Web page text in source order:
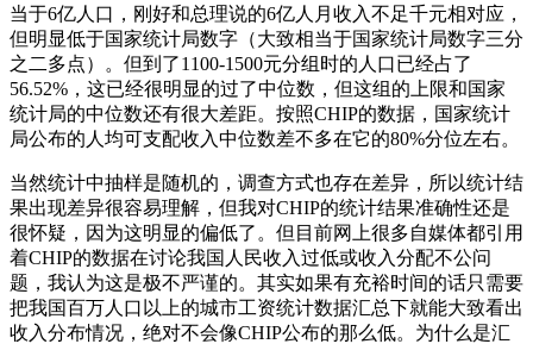
当于6亿人口，刚好和总理说的6亿人月收入不足千元相对应，
但明显低于国家统计局数字（大致相当于国家统计局数字三分
之二多点）。但到了1100-1500元分组时的人口已经占了
56.52%，这已经很明显的过了中位数，但这组的上限和国家
统计局的中位数还有很大差距。按照CHIP的数据，国家统计
局公布的人均可支配收入中位数差不多在它的80%分位左右。
当然统计中抽样是随机的，调查方式也存在差异，所以统计结
果出现差异很容易理解，但我对CHIP的统计结果准确性还是
很怀疑，因为这明显的偏低了。但目前网上很多自媒体都引用
着CHIP的数据在讨论我国人民收入过低或收入分配不公问
题，我认为这是极不严谨的。其实如果有充裕时间的话只需要
把我国百万人口以上的城市工资统计数据汇总下就能大致看出
收入分布情况，绝对不会像CHIP公布的那么低。为什么是汇